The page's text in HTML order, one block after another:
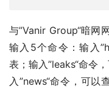
与”Vanir Group“暗网
输入5个命令：输入
表；输入”leaks“命令
入”news“命令，可以